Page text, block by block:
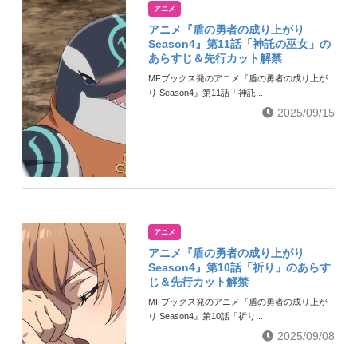
アニメ
アニメ『盾の勇者の成り上がり
Season4』第11話「神託の巫女」の
あらすじ＆先行カット解禁
MFブックス発のアニメ『盾の勇者の成り上が
り Season4』第11話「神託...
2025/09/15
アニメ
アニメ『盾の勇者の成り上がり
Season4』第10話「祈り」のあらす
じ＆先行カット解禁
MFブックス発のアニメ『盾の勇者の成り上が
り Season4』第10話「祈り...
2025/09/08